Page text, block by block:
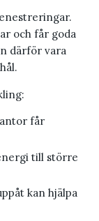
och får goda
därför vara
får
till större
kan hjälpa